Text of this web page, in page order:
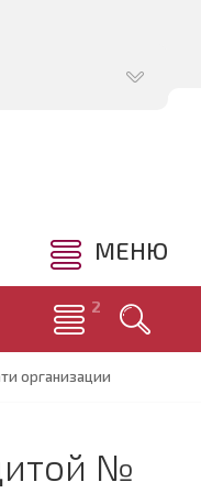
МЕНЮ
организации
№